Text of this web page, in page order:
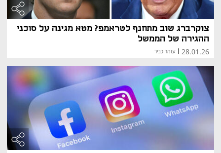
צוקרברג שוב מתחנף לטראמפ? מטא מגינה על סוכני
ההגירה של הממשל
28.01.26
| עומר כביר